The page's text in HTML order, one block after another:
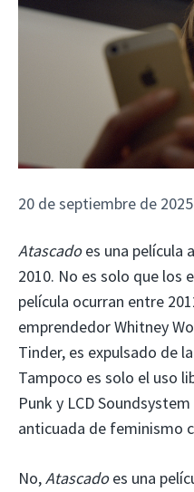
20 de septiembre de 2025
Atascadoes una película
2010. No es solo que los
película ocurran entre
emprendedor Whitney
Tinder, es expulsado de
Tampoco es solo el uso
Punk y LCD
anticuada de feminismo
No,Atascadoes una